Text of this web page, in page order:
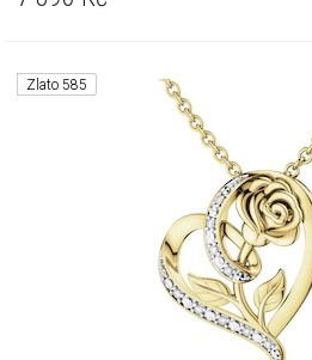
Zlato 585